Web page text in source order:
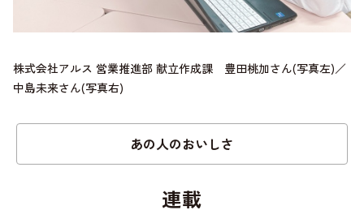
株式会社アルス 営業推進部 献立作成課 豊田桃加さん(写真左)／
中島未来さん(写真右)
あの人のおいしさ
連載